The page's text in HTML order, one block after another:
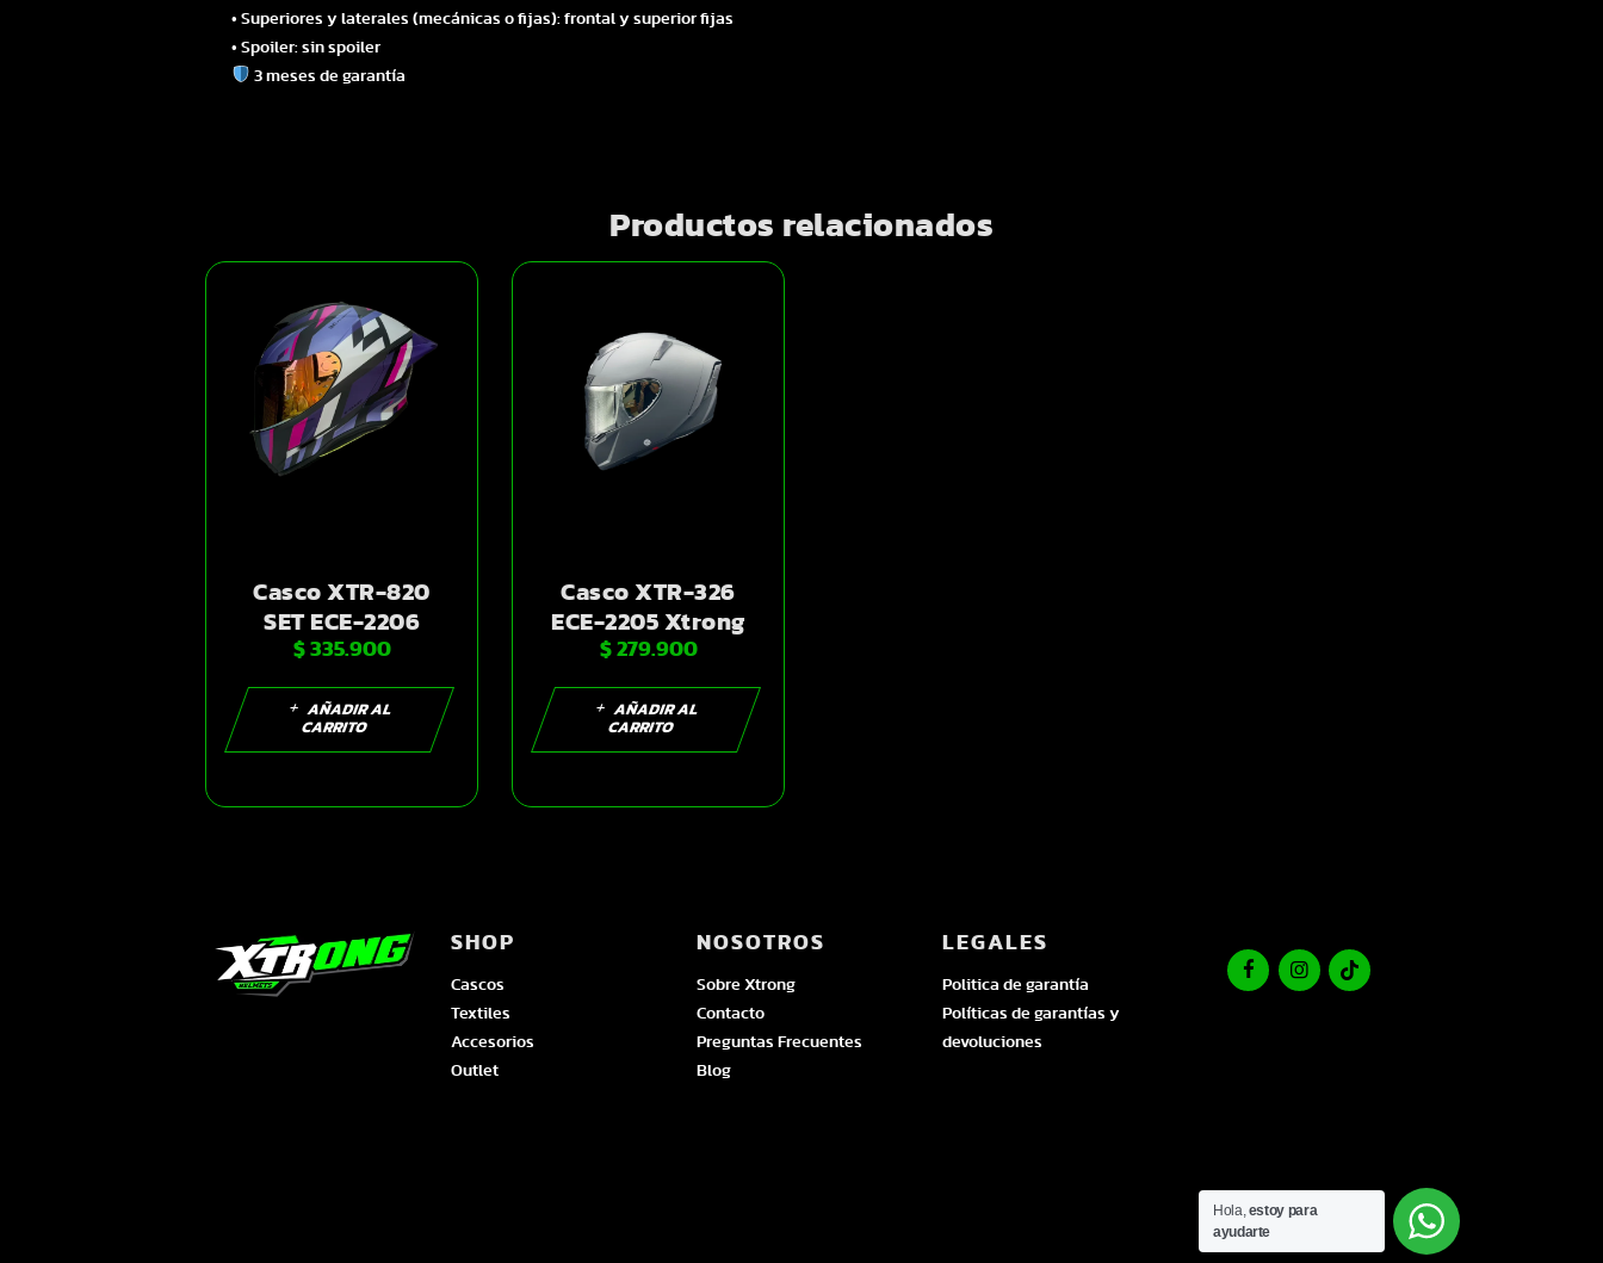
• Superiores y laterales (mecánicas o fijas): frontal y superior fijas
• Spoiler: sin spoiler
3 meses de garantía
Productos relacionados
Casco XTR-820
SET ECE-2206
Xtrong manja
negro-morado
mate visor
morado M |
$335.900
AÑADIR AL
CARRITO
Casco XTR-326
ECE-2205 Xtrong
gris-oscuro mate
SP negro-mate
visor plateado XL
| SKU16176
$279.900
AÑADIR AL
CARRITO
SHOP
Cascos
Textiles
Accesorios
Outlet
NOSOTROS
Sobre Xtrong
Contacto
Preguntas Frecuentes
Blog
LEGALES
Politica de garantía
Políticas de garantías y
devoluciones
Hola,estoy para
ayudarte